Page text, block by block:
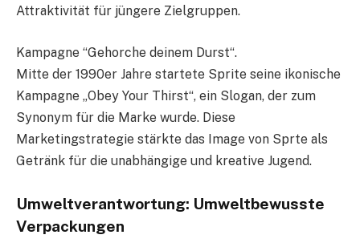
Attraktivität für jüngere Zielgruppen.
Kampagne “Gehorche deinem Durst“.
Mitte der 1990er Jahre startete Sprite seine ikonische
Kampagne „Obey Your Thirst“, ein Slogan, der zum
Synonym für die Marke wurde. Diese
Marketingstrategie stärkte das Image von Sprte als
Getränk für die unabhängige und kreative Jugend.
Umweltverantwortung: Umweltbewusste
Verpackungen